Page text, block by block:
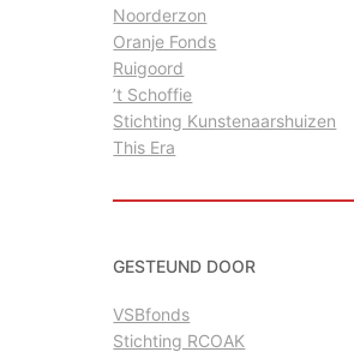
Noorderzon
Oranje Fonds
Ruigoord
’t Schoffie
Stichting Kunstenaarshuizen
This Era
GESTEUND DOOR
VSBfonds
Stichting RCOAK